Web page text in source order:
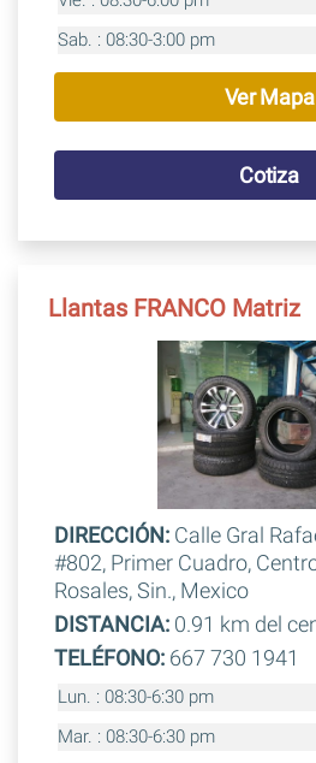
Sab. : 08:30-3:00 pm
Ver Mapa
Cotiza
Llantas FRANCO Matriz
DIRECCIÓN:Calle Gral
#802, Primer Cuadro,
Rosales, Sin., Mexico
DISTANCIA:0.91 km del
TELÉFONO:667 730 1941
Lun. : 08:30-6:30 pm
Mar. : 08:30-6:30 pm